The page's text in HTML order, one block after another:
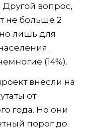
Другой вопрос,
не больше 2
лишь для
(14%).
внесли на
от
года. Но они
порог до